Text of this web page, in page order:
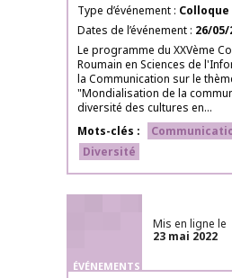
Type d’événement Colloque
Dates de l’événement 26/05/
Le programme du XXVème
Roumain en Sciences de
la Communication sur le
"Mondialisation de la
diversité des cultures en...
Mots-clés
Diversité
ÉVÉNEMENTS
Mis en ligne le
23 mai 2022